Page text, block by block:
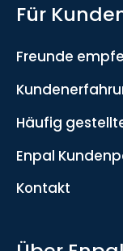
Für
Freunde
Häufig
Enpal
Kontakt